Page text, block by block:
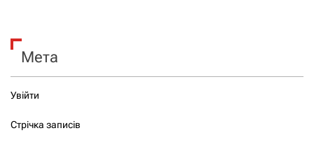
Мета
Увійти
Стрічка записів